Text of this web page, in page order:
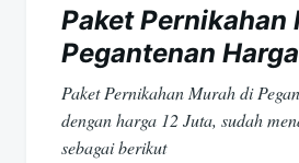
posPaket Pernikahan
Pegantenan
Paket Pernikahan Murah di
dengan harga 12 Juta, sudah
sebagai berikut